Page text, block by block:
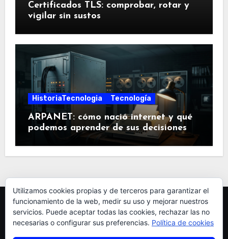
Certificados TLS: comprobar, rotar y
vigilar sin sustos
HistoriaTecnologia Tecnología
ARPANET: cómo nació internet y qué
podemos aprender de sus decisiones
Utilizamos cookies propias y de terceros para garantizar el
funcionamiento de la web, medir su uso y mejorar nuestros
servicios. Puede aceptar todas las cookies, rechazar las no
necesarias o configurar sus preferencias. Política de cookies